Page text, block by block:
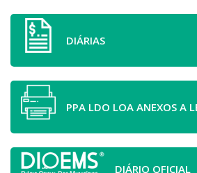
DIÁRIAS
PPA LDO LOA ANEXOS A
DIÁRIO OFICIAL